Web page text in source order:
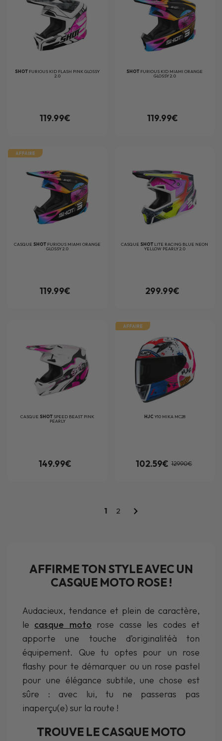
SHOT FURIOUS KID FLASH PINK GLOSSY
2.0
119.99€
SHOT FURIOUS KID MIAMI ORANGE
GLOSSY 2.0
119.99€
AFFAIRE
CASQUE SHOT FURIOUS MIAMI ORANGE
GLOSSY 2.0
119.99€
CASQUE SHOT LITE RACING BLUE NEON
YELLOW PEARLY 2.0
299.99€
CASQUE SHOT SPEED BEAST PINK
PEARLY
149.99€
AFFAIRE
HJC Y10 MIKA MC28
102.59€ 129.90€
1 2
AFFIRME TON STYLE AVEC UN
CASQUE MOTO ROSE !
Audacieux, tendance et plein de caractère,
le casque moto rose casse les codes et
apporte une touche d’originalitéà ton
équipement. Que tu optes pour un rose
flashy pour te démarquer ou un rose pastel
pour une élégance subtile, une chose est
sûre : avec lui, tu ne passeras pas
inaperçu(e) sur la route !
TROUVE LE CASQUE MOTO